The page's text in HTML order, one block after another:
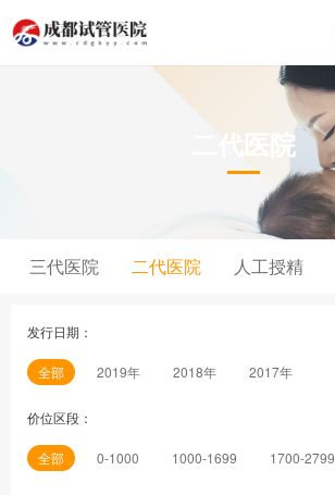
二代医院
三代医院 二代医院 人工授精
发行日期：
全部 2019年 2018年 2017年
价位区段：
全部 0-1000 1000-1699 1700-2799